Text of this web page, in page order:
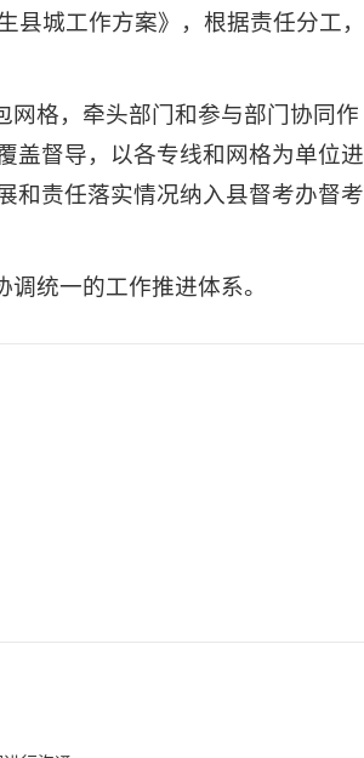
城工作方案》，根据责任分工，
网格，牵头部门和参与部门协同作
盖督导，以各专线和网格为单位进
和责任落实情况纳入县督考办督考
统一的工作推进体系。